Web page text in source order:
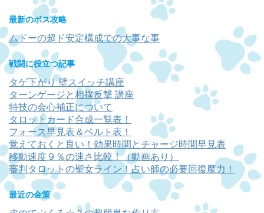
最新のボス攻略
ムドーの超ド安定構成での大事な事
戦闘に役立つ記事
タゲ下がり 壁スイッチ講座
ターンゲージと相撲反撃 講座
特技の会心補正について
タロットカード合成一覧表！
フォース早見表＆ベルト表！
覚えておくと良い！効果時間とチャージ時間早見表
移動速度９％の速さ比較！（動画あり）
審判タロットの聖女ライン！占い師の必要回復魔力！
最近の金策